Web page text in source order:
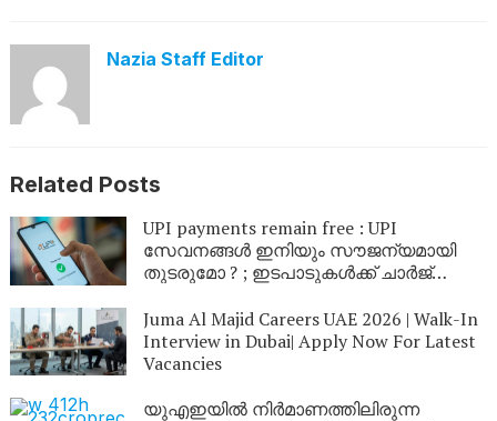
Nazia Staff Editor
Related Posts
UPI payments remain free : UPI
സേവനങ്ങൾ ഇനിയും സൗജന്യമായി
തുടരുമോ ? ; ഇടപാടുകൾക്ക് ചാർജ്
വ്യക്തത വരുത്തിപെയ്മെന്റ്
കൗൺസിൽ ഓഫ് ഇന്ത്യ
Juma Al Majid Careers UAE 2026 | Walk-In
Interview in Dubai| Apply Now For Latest
Vacancies
യുഎഇയിൽ നിർമാണത്തിലിരുന്ന